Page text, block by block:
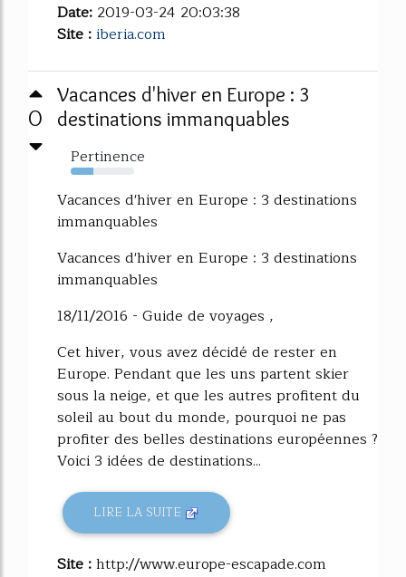
Date: 2019-03-24 20:03:38
Site :iberia.com
0
Vacances d'hiver en Europe : 3
destinations immanquables
Pertinence
35%
Vacances d'hiver en Europe : 3 destinations
immanquables
Vacances d'hiver en Europe : 3 destinations
immanquables
18/11/2016 - Guide de voyages ,
Cet hiver, vous avez décidé de rester en
Europe. Pendant que les uns partent skier
sous la neige, et que les autres profitent du
soleil au bout du monde, pourquoi ne pas
profiter des belles destinations européennes ?
Voici 3 idées de destinations...
LIRE LA SUITE
Site :http://www.europe-escapade.com